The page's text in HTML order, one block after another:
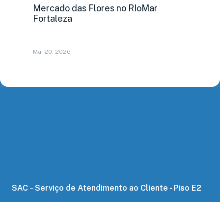
Mercado das Flores no RIoMar
Fortaleza
Mai 20, 2026
SAC – Serviço de Atendimento ao Cliente - Piso E2